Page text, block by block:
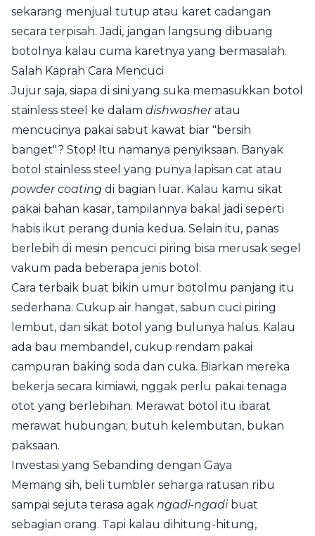
sekarang menjual tutup atau karet cadangan
secara terpisah. Jadi, jangan langsung dibuang
botolnya kalau cuma karetnya yang bermasalah.
Salah Kaprah Cara Mencuci
Jujur saja, siapa di sini yang suka memasukkan botol
stainless steel ke dalam dishwasheratau
mencucinya pakai sabut kawat biar "bersih
banget"? Stop! Itu namanya penyiksaan. Banyak
botol stainless steel yang punya lapisan cat atau
powder coating di bagian luar. Kalau kamu sikat
pakai bahan kasar, tampilannya bakal jadi seperti
habis ikut perang dunia kedua. Selain itu, panas
berlebih di mesin pencuci piring bisa merusak segel
vakum pada beberapa jenis botol.
Cara terbaik buat bikin umur botolmu panjang itu
sederhana. Cukup air hangat, sabun cuci piring
lembut, dan sikat botol yang bulunya halus. Kalau
ada bau membandel, cukup rendam pakai
campuran baking soda dan cuka. Biarkan mereka
bekerja secara kimiawi, nggak perlu pakai tenaga
otot yang berlebihan. Merawat botol itu ibarat
merawat hubungan; butuh kelembutan, bukan
paksaan.
Investasi yang Sebanding dengan Gaya
Memang sih, beli tumbler seharga ratusan ribu
sampai sejuta terasa agak ngadi-ngadibuat
sebagian orang. Tapi kalau dihitung-hitung,